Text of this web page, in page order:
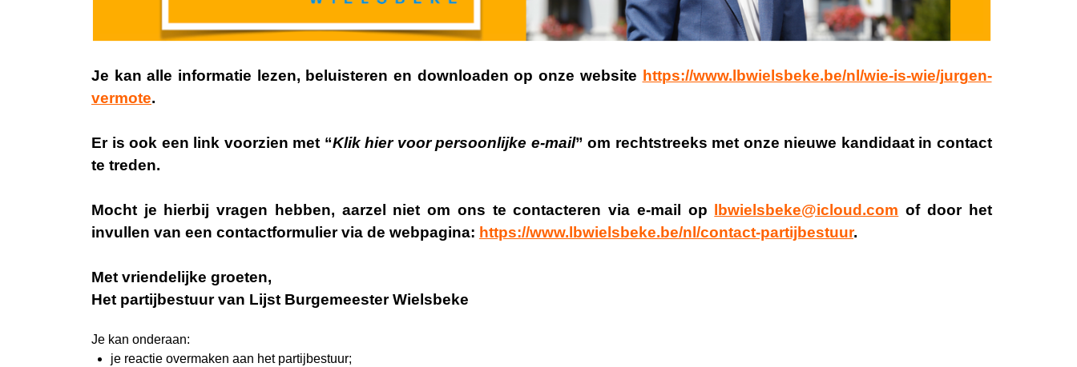
Je kan alle informatie lezen, beluisteren en downloaden op onze website https://www.lbwielsbeke.be/nl/wie-is-wie/jurgen-
vermote.
Er is ook een link voorzien met “Klik hier voor persoonlijke e-mail” om rechtstreeks met onze nieuwe kandidaat in contact
te treden.
Mocht je hierbij vragen hebben, aarzel niet om ons te contacteren via e-mail op lbwielsbeke@icloud.com of door het
invullen van een contactformulier via de webpagina: https://www.lbwielsbeke.be/nl/contact-partijbestuur.
Met vriendelijke groeten,
Het partijbestuur van Lijst Burgemeester Wielsbeke
Je kan onderaan:
je reactie overmaken aan het partijbestuur;